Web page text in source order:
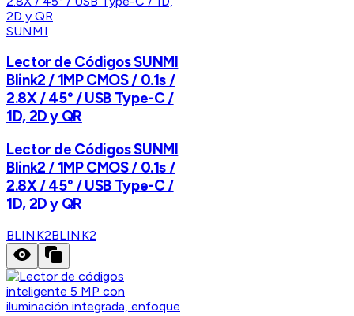
SUNMI
Lector de Códigos SUNMI
Blink2 / 1MP CMOS / 0.1s /
2.8X / 45° / USB Type-C /
1D, 2D y QR
Lector de Códigos SUNMI
Blink2 / 1MP CMOS / 0.1s /
2.8X / 45° / USB Type-C /
1D, 2D y QR
BLINK2BLINK2